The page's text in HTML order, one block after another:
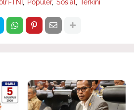
TNI Populer Sosial Terkini